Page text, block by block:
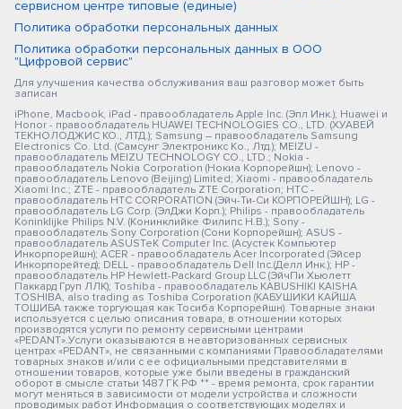
сервисном центре типовые (единые)
Политика обработки персональных данных
Политика обработки персональных данных в ООО
"Цифровой сервис"
Для улучшения качества обслуживания ваш разговор может быть
записан
iPhone, Macbook, iPad - правообладатель Apple Inc. (Эпл Инк.); Huawei и
Honor - правообладатель HUAWEI TECHNOLOGIES CO., LTD. (ХУАВЕЙ
ТЕКНОЛОДЖИС КО., ЛТД.); Samsung – правообладатель Samsung
Electronics Co. Ltd. (Самсунг Электроникс Ко., Лтд.); MEIZU -
правообладатель MEIZU TECHNOLOGY CO., LTD.; Nokia -
правообладатель Nokia Corporation (Нокиа Корпорейшн); Lenovo -
правообладатель Lenovo (Beijing) Limited; Xiaomi - правообладатель
Xiaomi Inc.; ZTE - правообладатель ZTE Corporation; HTC -
правообладатель HTC CORPORATION (Эйч-Ти-Си КОРПОРЕЙШН); LG -
правообладатель LG Corp. (ЭлДжи Корп.); Philips - правообладатель
Koninklijke Philips N.V. (Конинклийке Филипс Н.В.); Sony -
правообладатель Sony Corporation (Сони Корпорейшн); ASUS -
правообладатель ASUSTeK Computer Inc. (Асустек Компьютер
Инкорпорейшн); ACER - правообладатель Acer Incorporated (Эйсер
Инкорпорейтед); DELL - правообладатель Dell Inc.(Делл Инк.); HP -
правообладатель HP Hewlett-Packard Group LLC (ЭйчПи Хьюлетт
Паккард Груп ЛЛК); Toshiba - правообладатель KABUSHIKI KAISHA
TOSHIBA, also trading as Toshiba Corporation (КАБУШИКИ КАЙША
ТОШИБА также торгующая как Тосиба Корпорейшн). Товарные знаки
используется с целью описания товара, в отношении которых
производятся услуги по ремонту сервисными центрами
«PEDANT».Услуги оказываются в неавторизованных сервисных
центрах «PEDANT», не связанными с компаниями Правообладателями
товарных знаков и/или с ее официальными представителями в
отношении товаров, которые уже были введены в гражданский
оборот в смысле статьи 1487 ГК РФ ** - время ремонта, срок гарантии
могут меняться в зависимости от модели устройства и сложности
проводимых работ Информация о соответствующих моделях и